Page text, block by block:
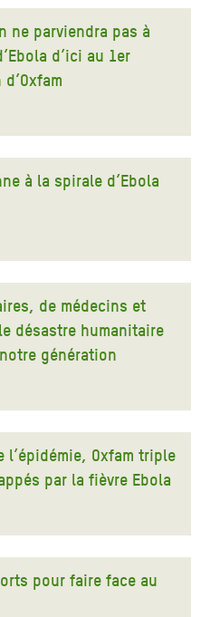
ne parviendra pas à
d’ici au 1er
à la spirale d’Ebola
de médecins et
désastre humanitaire
génération
l’épidémie, Oxfam triple
par la fièvre Ebola
pour faire face au